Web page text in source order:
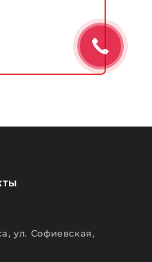
ул. Софиевская,